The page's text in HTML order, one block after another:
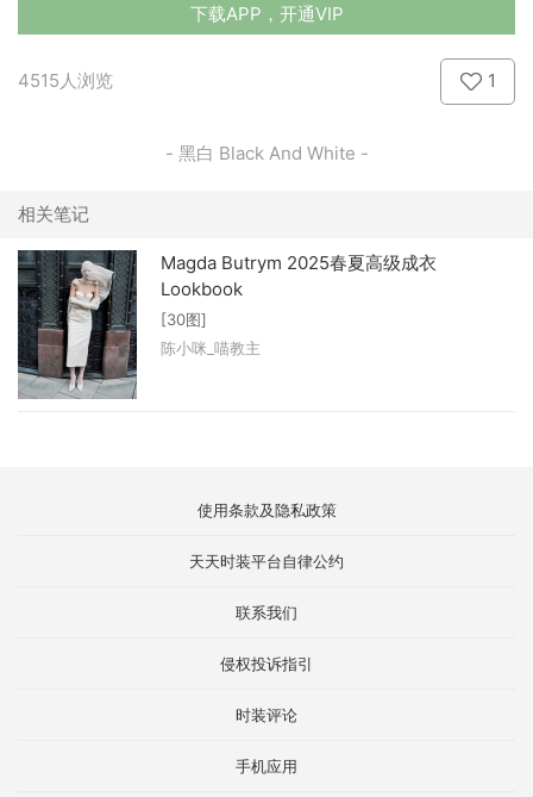
下载APP，开通VIP
4515人浏览 1
- 黑白 Black And White -
相关笔记
Magda Butrym 2025春夏高级成衣
Lookbook
[30图]
陈小咪_喵教主
使用条款及隐私政策
天天时装平台自律公约
联系我们
侵权投诉指引
时装评论
手机应用